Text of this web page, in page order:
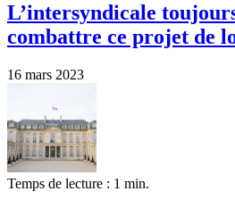
L’intersyndicale
combattre ce projet de
16 mars 2023
Temps de lecture : 1 min.